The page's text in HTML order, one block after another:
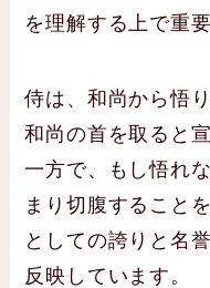
を理解する上で重
侍は、和尚から悟
和尚の首を取ると
一方で、もし悟れ
まり切腹すること
としての誇りと名
反映しています。